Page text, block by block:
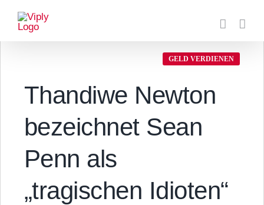
Inhalt
springen
GELD VERDIENEN
Thandiwe Newton
bezeichnet Sean
Penn als
„tragischen Idioten“